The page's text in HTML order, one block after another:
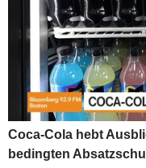
Coca-Cola hebt
bedingten